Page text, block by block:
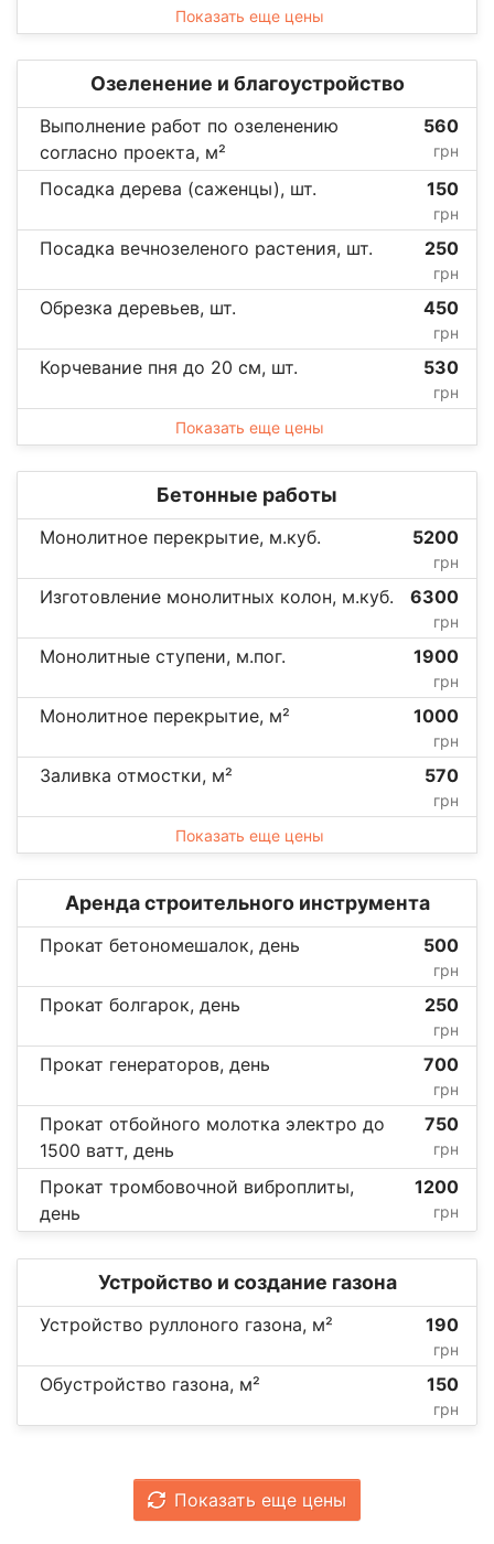
Показать еще цены
Озеленение и благоустройство
Выполнение работ по озеленению
согласно проекта, м²
560
грн
Посадка дерева (саженцы), шт. 150
грн
Посадка вечнозеленого растения, шт. 250
грн
Обрезка деревьев, шт. 450
грн
Корчевание пня до 20 см, шт. 530
грн
Показать еще цены
Бетонные работы
Монолитное перекрытие, м.куб. 5200
грн
Изготовление монолитных колон, м.куб. 6300
грн
Монолитные ступени, м.пог. 1900
грн
Монолитное перекрытие, м² 1000
грн
Заливка отмостки, м² 570
грн
Показать еще цены
Аренда строительного инструмента
Прокат бетономешалок, день 500
грн
Прокат болгарок, день 250
грн
Прокат генераторов, день 700
грн
Прокат отбойного молотка электро до
1500 ватт, день
750
грн
Прокат тромбовочной виброплиты,
день
1200
грн
Устройство и создание газона
Устройство руллоного газона, м² 190
грн
Обустройство газона, м² 150
грн
Показать еще цены